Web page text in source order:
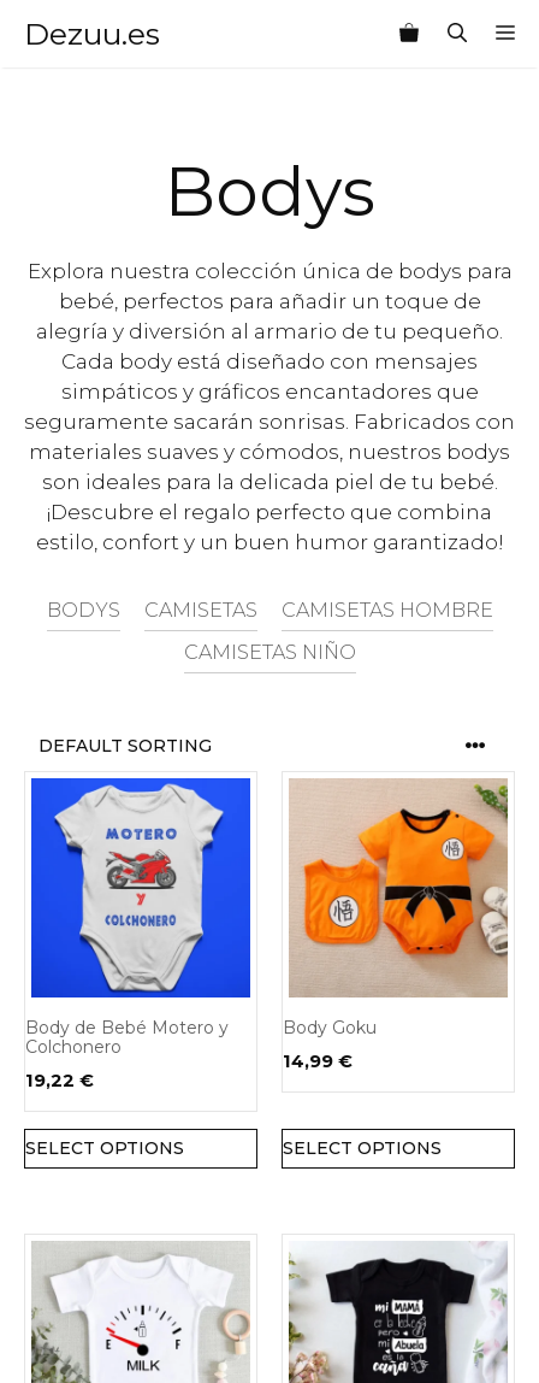
Dezuu.es
Bodys
Explora nuestra colección única de bodys para
bebé, perfectos para añadir un toque de
alegría y diversión al armario de tu pequeño.
Cada body está diseñado con mensajes
simpáticos y gráficos encantadores que
seguramente sacarán sonrisas. Fabricados con
materiales suaves y cómodos, nuestros bodys
son ideales para la delicada piel de tu bebé.
¡Descubre el regalo perfecto que combina
estilo, confort y un buen humor garantizado!
BODYS CAMISETAS
CAMISETAS HOMBRE
CAMISETAS NIÑO
Body de Bebé Motero y
Colchonero
19,22 €
SELECT OPTIONS
Body Goku
14,99 €
SELECT OPTIONS